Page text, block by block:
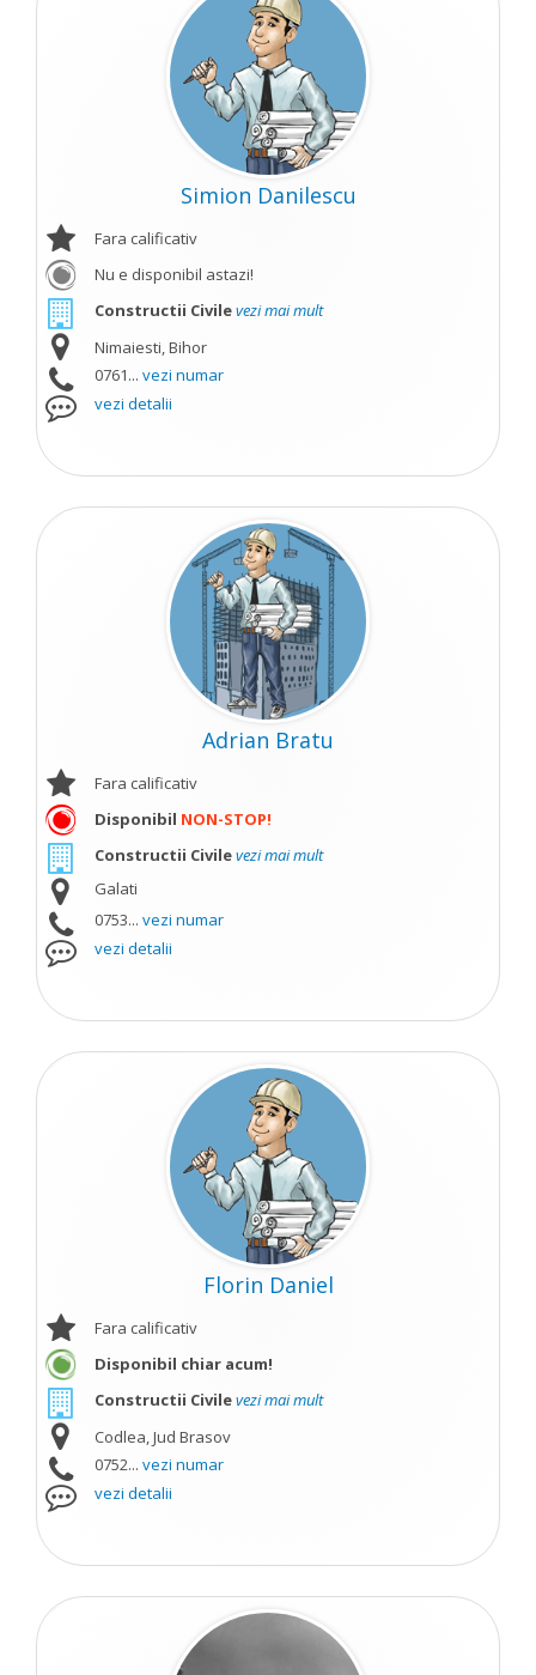
Simion Danilescu
Fara calificativ
Nu e disponibil astazi!
Constructii Civilevezi mai mult
Nimaiesti, Bihor
0761... vezi numar
vezi detalii
Adrian Bratu
Fara calificativ
Disponibil NON-STOP!
Constructii Civilevezi mai mult
Galati
0753... vezi numar
vezi detalii
Florin Daniel
Fara calificativ
Disponibil chiar acum!
Constructii Civilevezi mai mult
Codlea, Jud Brasov
0752... vezi numar
vezi detalii